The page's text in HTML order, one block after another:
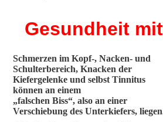
Schmerzen im Kopf-, Nacken- und
Schulterbereich, Knacken der
Kiefergelenke und selbst Tinnitus
können an einem
„falschen Biss“, also an einer
Verschiebung des Unterkiefers,
Gesundheit